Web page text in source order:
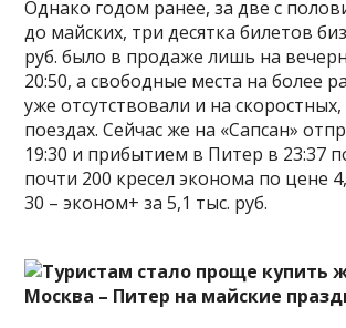
Однако годом ранее, за две с
до майских, три десятка билетов
руб. было в продаже лишь на
20:50, а свободные места на более
уже отсутствовали и на
поездах. Сейчас же на «Сапсан»
19:30 и прибытием в Питер в 23:37
почти 200 кресел эконома по цене
30 – эконом+ за 5,1 тыс. руб.